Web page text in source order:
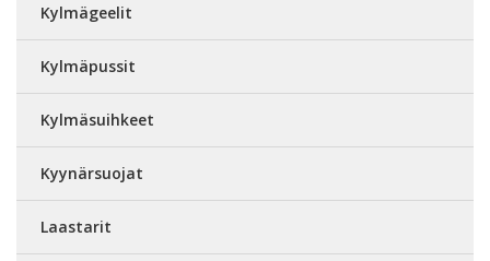
Kylmägeelit
Kylmäpussit
Kylmäsuihkeet
Kyynärsuojat
Laastarit